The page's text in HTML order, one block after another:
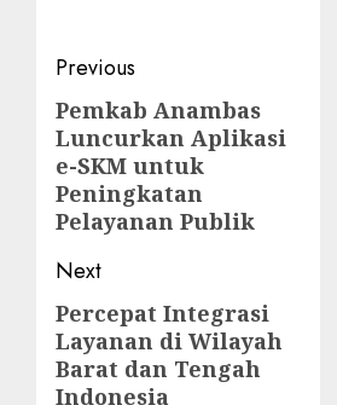
Post
navigation
Previous
Previous
post:
Pemkab Anambas
Luncurkan Aplikasi
e-SKM untuk
Peningkatan
Pelayanan Publik
Next
Next
post:
Percepat Integrasi
Layanan di Wilayah
Barat dan Tengah
Indonesia